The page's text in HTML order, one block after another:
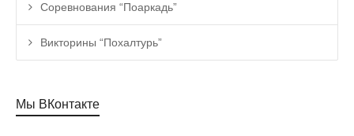
Соревнования “Поаркадь”
Викторины “Похалтурь”
Мы ВКонтакте